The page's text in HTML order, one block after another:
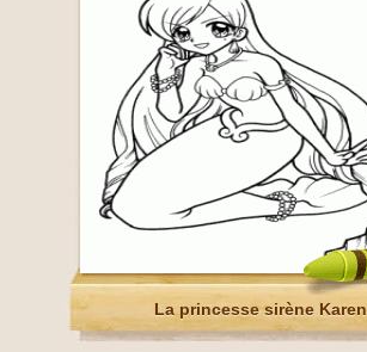
La princesse sirène Karen